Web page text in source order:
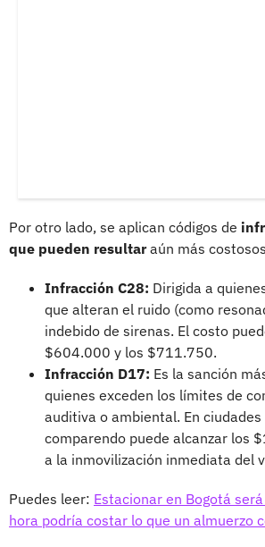
Por otro lado, se aplican códigos de
que pueden resultaraún más
Infracción C28: Dirigida a
que alteran el ruido (como
indebido de sirenas. El costo
$604.000 y los $711.750.
Infracción D17: Es la sanción
quienes exceden los límites de
auditiva o ambiental. En
comparendo puede alcanzar los
a la inmovilización inmediata del
Puedes leer: Estacionar en Bogotá
hora podría costar lo que un almuerzo